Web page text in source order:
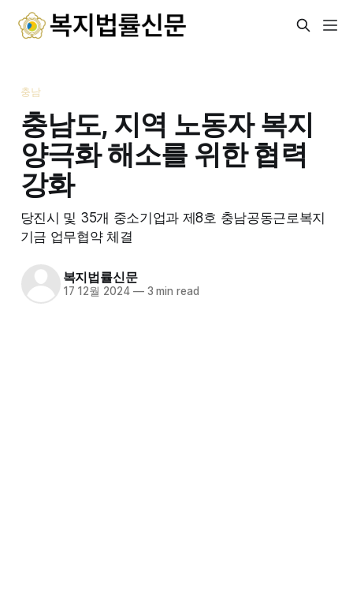
충남
충남도, 지역 노동자 복지
양극화 해소를 위한 협력
강화
당진시 및 35개 중소기업과 제8호 충남공동근로복지
기금 업무협약 체결
복지법률신문
17 12월 2024 —3 min read